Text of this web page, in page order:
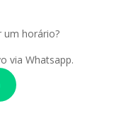
um horário?
via Whatsapp.